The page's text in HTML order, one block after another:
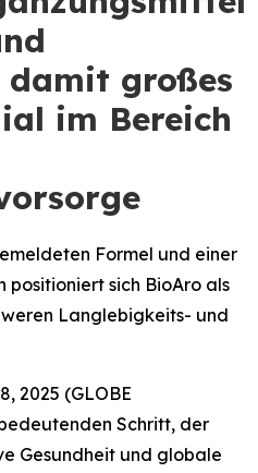
großes
im Bereich
Formel und einer
positioniert sich BioAro als
Langlebigkeits- und
2025 (GLOBE
Schritt, der
Gesundheit und globale